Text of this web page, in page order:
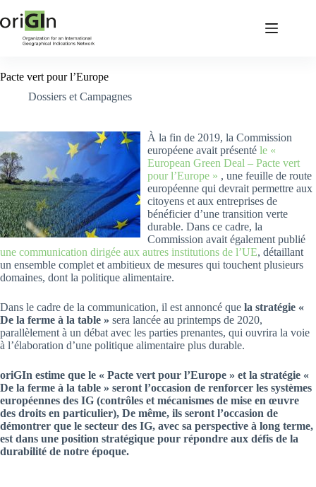
Pacte vert pour l’Europe
Dossiers et Campagnes
À la fin de 2019, la Commission
européene avait présenté le «
European Green Deal – Pacte vert
pour l’Europe » , une feuille de route
européenne qui devrait permettre aux
citoyens et aux entreprises de
bénéficier d’une transition verte
durable. Dans ce cadre, la
Commission avait également publié
une communication dirigée aux autres institutions de l’UE, détaillant
un ensemble complet et ambitieux de mesures qui touchent plusieurs
domaines, dont la politique alimentaire.
Dans le cadre de la communication, il est annoncé que la stratégie «
De la ferme à la table » sera lancée au printemps de 2020,
parallèlement à un débat avec les parties prenantes, qui ouvrira la voie
à l’élaboration d’une politique alimentaire plus durable.
oriGIn estime que le « Pacte vert pour l’Europe » et la stratégie «
De la ferme à la table » seront l’occasion de renforcer les systèmes
européennes des IG (contrôles et mécanismes de mise en œuvre
des droits en particulier), De même, ils seront l’occasion de
démontrer que le secteur des IG, avec sa perspective à long terme,
est dans une position stratégique pour répondre aux défis de la
durabilité de notre époque.